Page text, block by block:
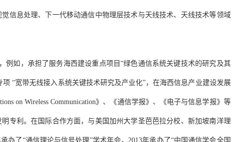
信息处理、下一代移动通信中物理层技术与天线技术、天线技术等领域
例如，承担了服务海西建设重点项目“绿色通信系统关键技术的研究及其
项 “宽带无线接入系统关键技术研究及产业化”，在海西信息产业建设发展
on Wireless Communication》、《通信学报》、《电子与信息学报》等
专利。在国际合作方面，与美国加州大学圣芭芭拉分校、新加坡南洋理
办了“通信理论与信号处理”学术年会，2013年承办了“中国通信学会全国